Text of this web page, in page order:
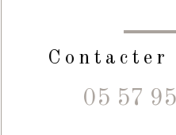
Contacter
05 57